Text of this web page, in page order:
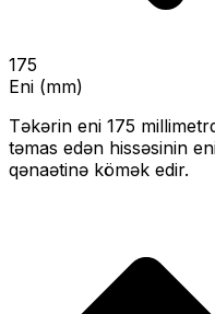
175
Eni (mm)
Təkərin eni 175
təmas edən hissəsinin
qənaətinə kömək edir.